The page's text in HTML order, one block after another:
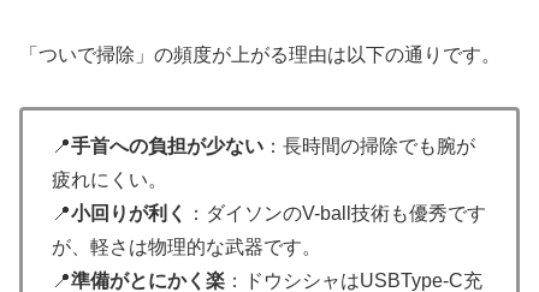
「ついで掃除」の頻度が上がる理由は以下の通りです。
📍手首への負担が少ない ：長時間の掃除でも腕が
疲れにくい。
📍小回りが利く
：ダイソンのV-ball技術も優秀です
が、軽さは物理的な武器です。
📍準備がとにかく楽 ：ドウシシャはUSBType-C充